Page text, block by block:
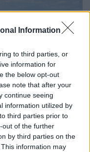
Information
to third parties, or
information for
the below opt-out
note that after your
continue seeing
information utilized by
third parties prior to
out of the further
by third parties on the
information may